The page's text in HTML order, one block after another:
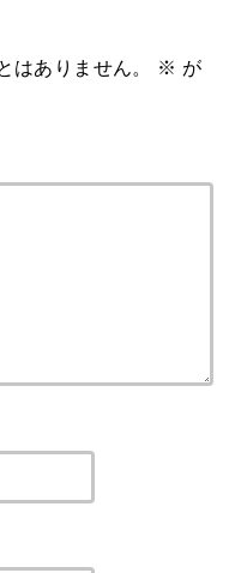
はありません。 ※ が